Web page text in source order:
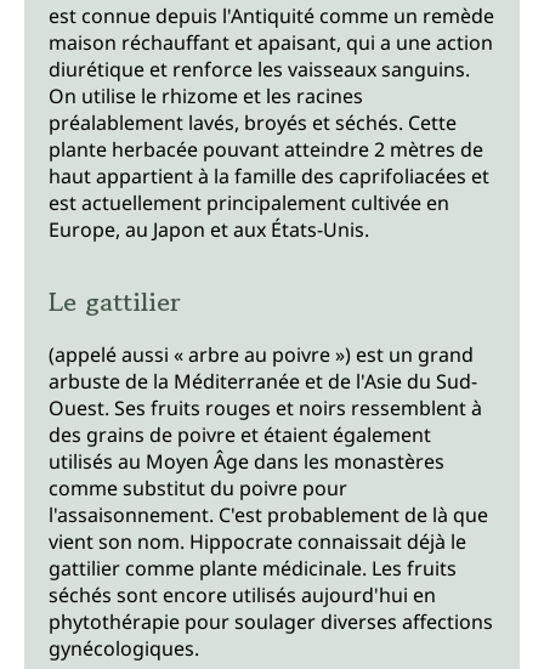
est connue depuis l'Antiquité comme un remède
maison réchauffant et apaisant, qui a une action
diurétique et renforce les vaisseaux sanguins.
On utilise le rhizome et les racines
préalablement lavés, broyés et séchés. Cette
plante herbacée pouvant atteindre 2 mètres de
haut appartient à la famille des caprifoliacées et
est actuellement principalement cultivée en
Europe, au Japon et aux États-Unis.
Le gattilier
(appelé aussi « arbre au poivre ») est un grand
arbuste de la Méditerranée et de l'Asie du Sud-
Ouest. Ses fruits rouges et noirs ressemblent à
des grains de poivre et étaient également
utilisés au Moyen Âge dans les monastères
comme substitut du poivre pour
l'assaisonnement. C'est probablement de là que
vient son nom. Hippocrate connaissait déjà le
gattilier comme plante médicinale. Les fruits
séchés sont encore utilisés aujourd'hui en
phytothérapie pour soulager diverses affections
gynécologiques.